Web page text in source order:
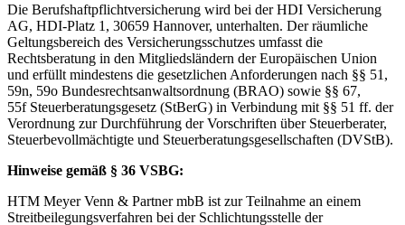
Die Berufshaftpflichtversicherung wird bei der HDI Versicherung
AG, HDI-Platz 1, 30659 Hannover, unterhalten. Der räumliche
Geltungsbereich des Versicherungsschutzes umfasst die
Rechtsberatung in den Mitgliedsländern der Europäischen Union
und erfüllt mindestens die gesetzlichen Anforderungen nach §§ 51,
59n, 59o Bundesrechtsanwaltsordnung (BRAO) sowie §§ 67,
55f Steuerberatungsgesetz (StBerG) in Verbindung mit §§ 51 ff. der
Verordnung zur Durchführung der Vorschriften über Steuerberater,
Steuerbevollmächtigte und Steuerberatungsgesellschaften (DVStB).
Hinweise gemäß § 36 VSBG:
HTM Meyer Venn & Partner mbB ist zur Teilnahme an einem
Streitbeilegungsverfahren bei der Schlichtungsstelle der